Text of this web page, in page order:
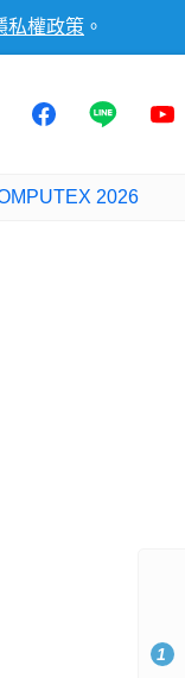
私權政策 。
2026
1